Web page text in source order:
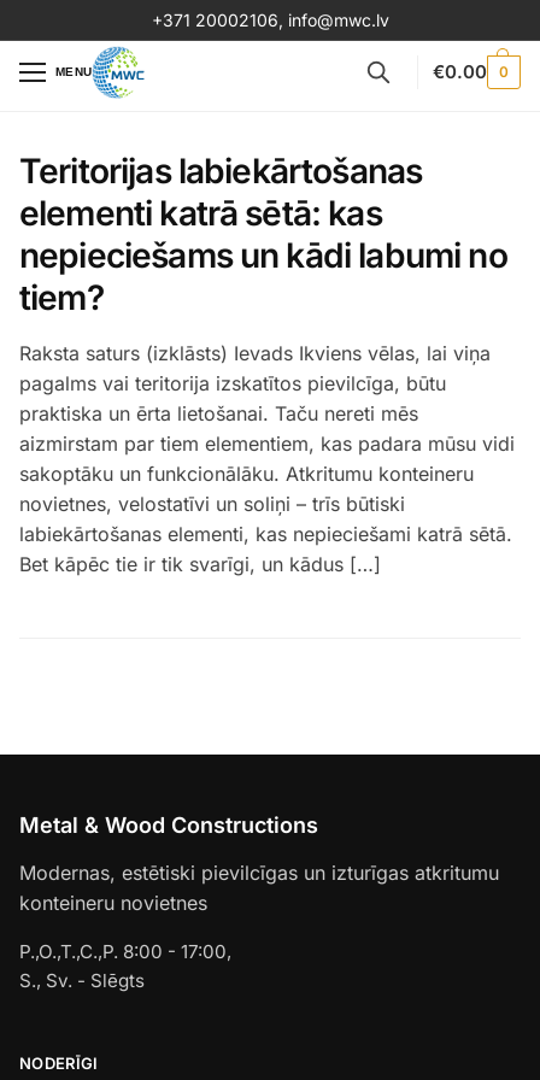
+371 20002106, info@mwc.lv
MENU €0.00 0
Teritorijas labiekārtošanas
elementi katrā sētā: kas
nepieciešams un kādi labumi no
tiem?
Raksta saturs (izklāsts) Ievads Ikviens vēlas, lai viņa
pagalms vai teritorija izskatītos pievilcīga, būtu
praktiska un ērta lietošanai. Taču nereti mēs
aizmirstam par tiem elementiem, kas padara mūsu vidi
sakoptāku un funkcionālāku. Atkritumu konteineru
novietnes, velostatīvi un soliņi – trīs būtiski
labiekārtošanas elementi, kas nepieciešami katrā sētā.
Bet kāpēc tie ir tik svarīgi, un kādus […]
Metal & Wood Constructions
Modernas, estētiski pievilcīgas un izturīgas atkritumu
konteineru novietnes
P.,O.,T.,C.,P. 8:00 - 17:00,
S., Sv. - Slēgts
NODERĪGI